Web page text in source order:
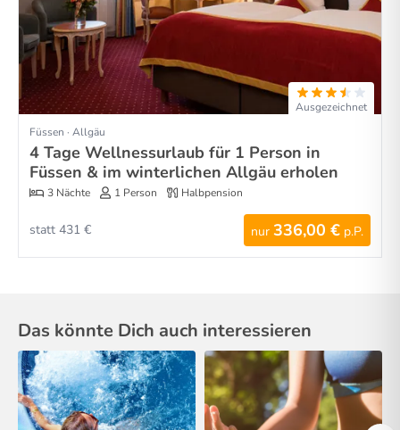
Ausgezeichnet
Füssen · Allgäu
4 Tage Wellnessurlaub für 1 Person in
Füssen & im winterlichen Allgäu erholen
3 Nächte 1 Person Halbpension
nur 336,00 € p.P.
statt 431 €
Das könnte Dich auch interessieren